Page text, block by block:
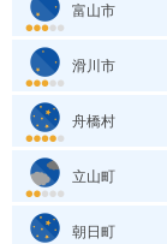
富山市
滑川市
舟橋村
立山町
朝日町